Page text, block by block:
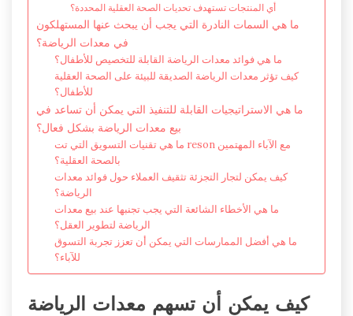
أي المنتجات تستهدف تحديات الصحة العقلية المحددة؟
ما هي السمات النادرة التي يجب أن يبحث عنها المستهلكون
في معدات الرياضة؟
ما هي فوائد معدات الرياضة القابلة للتخصيص للأطفال؟
كيف تؤثر معدات الرياضة الصديقة للبيئة على الصحة العقلية
للأطفال؟
ما هي الاستراتيجيات القابلة للتنفيذ التي يمكن أن تساعد في
بيع معدات الرياضة بشكل فعال؟
ما هي تقنيات التسويق التي تت reson مع الآباء المهتمين
بالصحة العقلية؟
كيف يمكن لتجار التجزئة تثقيف العملاء حول فوائد معدات
الرياضة؟
ما هي الأخطاء الشائعة التي يجب تجنبها عند بيع معدات
الرياضة لتطوير العقل؟
ما هي أفضل الممارسات التي يمكن أن تعزز تجربة التسوق
للآباء؟
كيف يمكن أن تسهم معدات الرياضة